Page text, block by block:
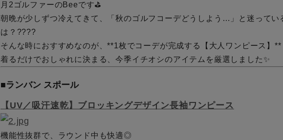
月2ゴルファーのBeeです⛳️
朝晩が少しずつ冷えてきて、「秋のゴルフコーデどうしよう…」と迷ってい
は？????
そんな時におすすめなのが、**1枚でコーデが完成する【大人ワンピース】**
着るだけでおしゃれに決まる、今季イチオシのアイテムを厳選しました✨
■ランバン スポール
【UV／吸汗速乾】ブロッキングデザイン長袖ワンピース
機能性抜群で、ラウンド中も快適◎